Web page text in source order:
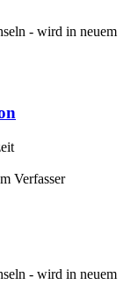
- wird in neuem
Verfasser
- wird in neuem